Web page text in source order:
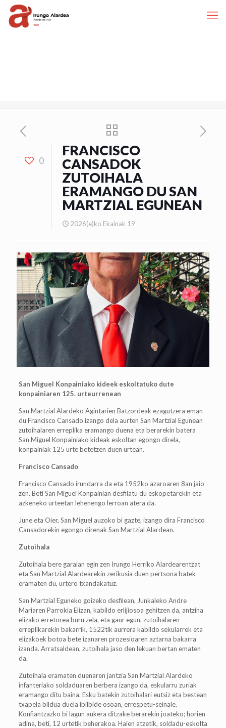
0
FRANCISCO
CANSADOK
ZUTOIHALA
ERAMANGO DU SAN
MARTZIAL EGUNEAN
2026(e)ko Ekainak 19
San Miguel Konpainiako kideek eskoltatuko dute
konpainiaren 125. urteurrenean
San Martzial Alardeko Agintarien Batzordeak ezagutzera eman
du Francisco Cansado izango dela aurten San Martzial Egunean
zutoihalaren erreplika eramango duena eta berarekin batera
San Miguel Konpainiako kideak eskoltan egongo direla,
konpainiak 125 urte betetzen duen urtean.
Francisco Cansado
Francisco Cansado irundarra da eta 1952ko azaroaren 8an jaio
zen. Beti San Miguel Konpainian desfilatu du eskopetarekin eta
azkeneko urteetan lehenengo lerroan atera da.
June eta Oier, San Miguel auzoko bi gazte, izango dira Francisco
Cansadorekin egongo direnak San Martzial Alardean.
Zutoihala
Zutoihala bere garaian egin zen Irungo Herriko Alardearentzat
eta San Martzial Alardearekin zerikusia duen pertsona batek
eramaten du, urtero txandakatuz.
San Martzial Eguneko goizeko desfilean, Junkaleko Andre
Mariaren Parrokia Elizan, kabildo erlijiosoa gehitzen da, antzina
elizako erretorea buru zela, eta gaur egun, zutoihalaren
erreplikarekin bakarrik, 1522tik aurrera kabildo sekularrek eta
elizakoek botoa bete izanaren prozesioaren aztarna bakarra
izanda. Arratsaldean, zutoihala jaso den lekuan bertan ematen
da.
Zutoihala eramaten duenaren jantzia San Martzial Alardeko
infanteriako soldaduaren berbera izango da, eskularru zuriak
eramango ditu baina. Esku batekin zutoihalari eutsiz eta bestean
txapela bildua duela ibilbide osoan, errespetu-seinale.
Konfiantzazko bi lagun aukera ditzake berarekin joateko; horien
adina, beti, 12 urtetik beherakoa. Haien atzetik, soldadu-eskolta